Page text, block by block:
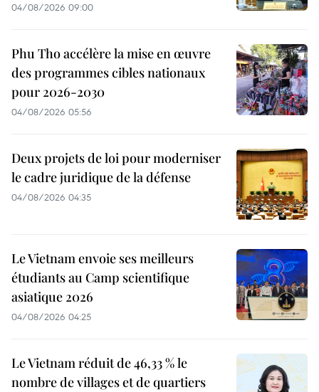
04/08/2026 09:00
Phu Tho accélère la mise en œuvre
des programmes cibles nationaux
pour 2026-2030
04/08/2026 05:56
Deux projets de loi pour moderniser
le cadre juridique de la défense
04/08/2026 04:35
Le Vietnam envoie ses meilleurs
étudiants au Camp scientifique
asiatique 2026
04/08/2026 04:25
Le Vietnam réduit de 46,33 % le
nombre de villages et de quartiers